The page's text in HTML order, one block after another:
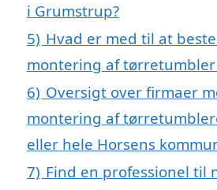
i Grumstrup?
5) Hvad er med til at
montering af
6) Oversigt over firmaer
montering af
eller hele Horsens
7) Find en professionel til